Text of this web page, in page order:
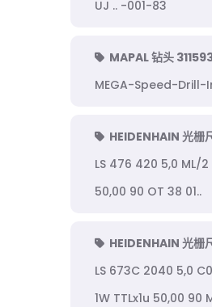
UJ .. -001-83
MAPAL 钻头
MEGA-Speed-Drill-
HEIDENHAIN 光
LS 476 420 5,0 ML/2
50,00 90 OT 38 01..
HEIDENHAIN 光
LS 673C 2040 5,0
1W TTLx1u 50,00 90